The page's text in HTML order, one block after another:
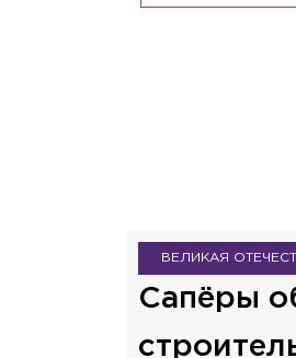
ВЕЛИКАЯ
Сапёры